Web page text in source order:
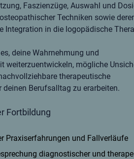
Faszienzüge, Auswahl und
Techniken sowie
Integration in die logopädische
deine Wahrnehmung und
weiterzuentwickeln, mögliche
therapeutische
deinen Berufsalltag zu erarbeiten.
Fortbildung
Praxiserfahrungen und Fallverläufe
diagnostischer und